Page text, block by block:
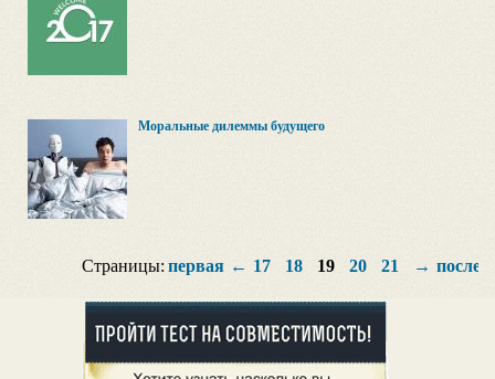
Моральные дилеммы будущего
Страницы: первая ← 17 18 19 20 21 →